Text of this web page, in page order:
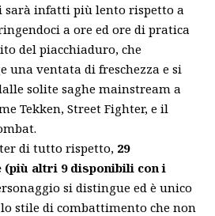
sarà infatti più lento rispetto a
a ore ed ore di pratica
del piacchiaduro, che
una ventata di freschezza e si
solite saghe mainstream a
Tekken, Street Fighter, e il
di tutto rispetto, 29
(più altri 9 disponibili con i
si distingue ed è unico
stile di combattimento che non